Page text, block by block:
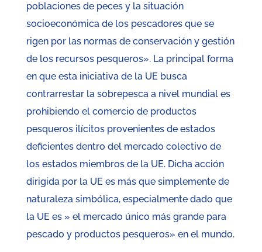
poblaciones de peces y la situación
socioeconómica de los pescadores que se
rigen por las normas de conservación y gestión
de los recursos pesqueros». La principal forma
en que esta iniciativa de la UE busca
contrarrestar la sobrepesca a nivel mundial es
prohibiendo el comercio de productos
pesqueros ilícitos provenientes de estados
deficientes dentro del mercado colectivo de
los estados miembros de la UE. Dicha acción
dirigida por la UE es más que simplemente de
naturaleza simbólica, especialmente dado que
la UE es » el mercado único más grande para
pescado y productos pesqueros» en el mundo.